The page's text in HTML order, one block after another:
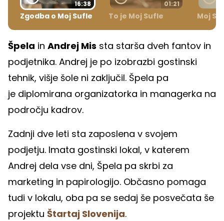
16:38
Zgodba o Moj Sufle
01:21
To je Moj Sufle Moj
Špela in Andrej Mis sta starša dveh fantov in
podjetnika. Andrej je po izobrazbi gostinski
tehnik, višje šole ni zaključil. Špela pa
je diplomirana organizatorka in managerka na
področju kadrov.
Zadnji dve leti sta zaposlena v svojem
podjetju. Imata gostinski lokal, v katerem
Andrej dela vse dni, Špela pa skrbi za
marketing in papirologijo. Občasno pomaga
tudi v lokalu, oba pa se sedaj še posvečata še
projektu Štartaj Slovenija.